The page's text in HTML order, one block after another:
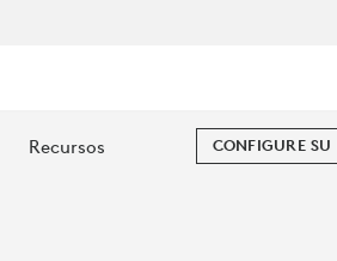
Recursos CONFIGURE SU